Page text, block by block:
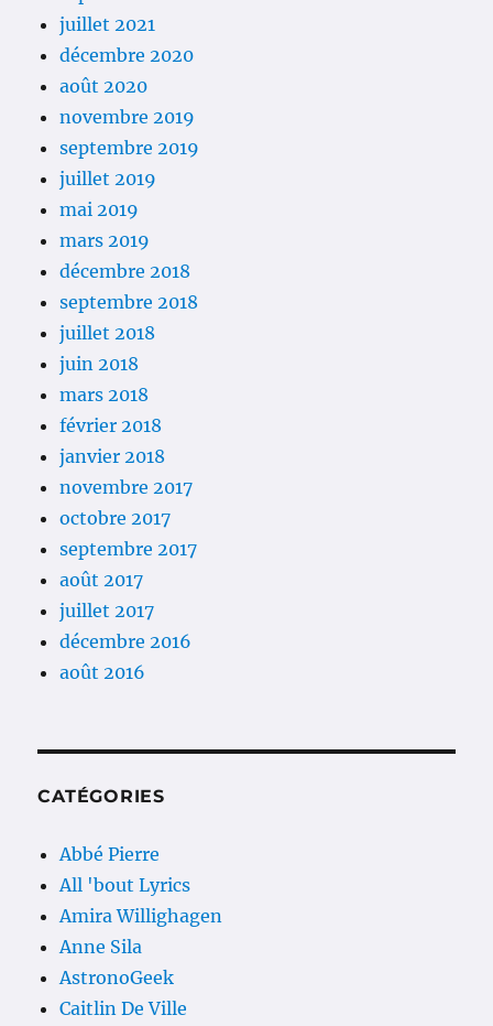
juillet 2021
décembre 2020
août 2020
novembre 2019
septembre 2019
juillet 2019
mai 2019
mars 2019
décembre 2018
septembre 2018
juillet 2018
juin 2018
mars 2018
février 2018
janvier 2018
novembre 2017
octobre 2017
septembre 2017
août 2017
juillet 2017
décembre 2016
août 2016
CATÉGORIES
Abbé Pierre
All 'bout Lyrics
Amira Willighagen
Anne Sila
AstronoGeek
Caitlin De Ville